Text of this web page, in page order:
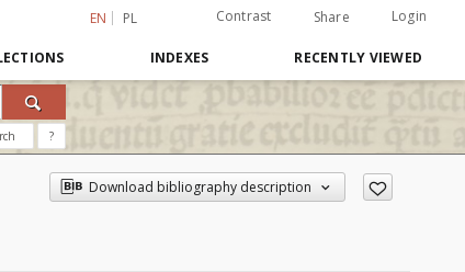
EN PL Contrast Share Login
INDEXES RECENTLY VIEWED
?
Download bibliography description